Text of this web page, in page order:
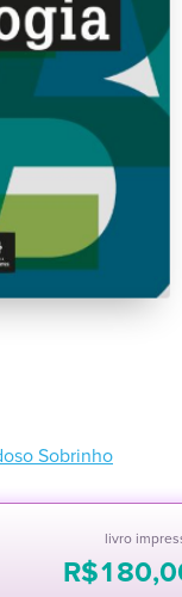
Sobrinho
livro
R$